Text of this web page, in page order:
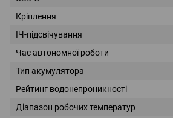
Кріплення
ІЧ-підсвічування
Час автономної роботи
Тип акумулятора
Рейтинг водонепроникності
Діапазон робочих температур